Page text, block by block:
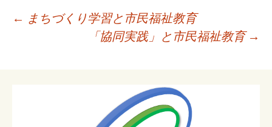
← まちづくり学習と市民福祉教育
「協同実践」と市民福祉教育 →